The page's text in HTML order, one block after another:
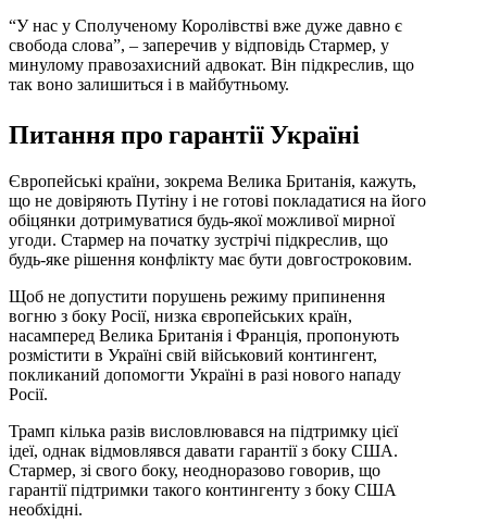
“У нас у Сполученому Королівстві вже дуже давно є
свобода слова”, – заперечив у відповідь Стармер, у
минулому правозахисний адвокат. Він підкреслив, що
так воно залишиться і в майбутньому.
Питання про гарантії Україні
Європейські країни, зокрема Велика Британія, кажуть,
що не довіряють Путіну і не готові покладатися на його
обіцянки дотримуватися будь-якої можливої мирної
угоди. Стармер на початку зустрічі підкреслив, що
будь-яке рішення конфлікту має бути довгостроковим.
Щоб не допустити порушень режиму припинення
вогню з боку Росії, низка європейських країн,
насамперед Велика Британія і Франція, пропонують
розмістити в Україні свій військовий контингент,
покликаний допомогти Україні в разі нового нападу
Росії.
Трамп кілька разів висловлювався на підтримку цієї
ідеї, однак відмовлявся давати гарантії з боку США.
Стармер, зі свого боку, неодноразово говорив, що
гарантії підтримки такого контингенту з боку США
необхідні.